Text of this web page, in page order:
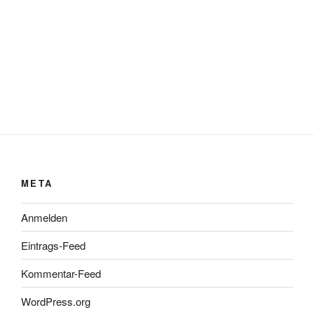
META
Anmelden
Eintrags-Feed
Kommentar-Feed
WordPress.org